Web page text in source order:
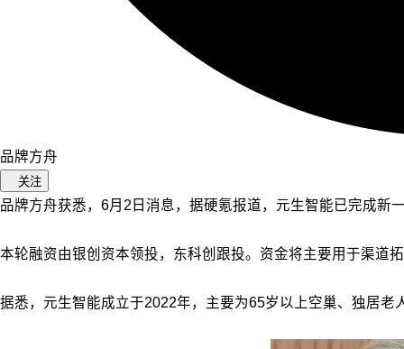
品牌方舟
关注
品牌方舟获悉，6月2日消息，据硬氪报道，元生智能已完成新
本轮融资由银创资本领投，东科创跟投。资金将主要用于渠道
据悉，元生智能成立于2022年，主要为65岁以上空巢、独居